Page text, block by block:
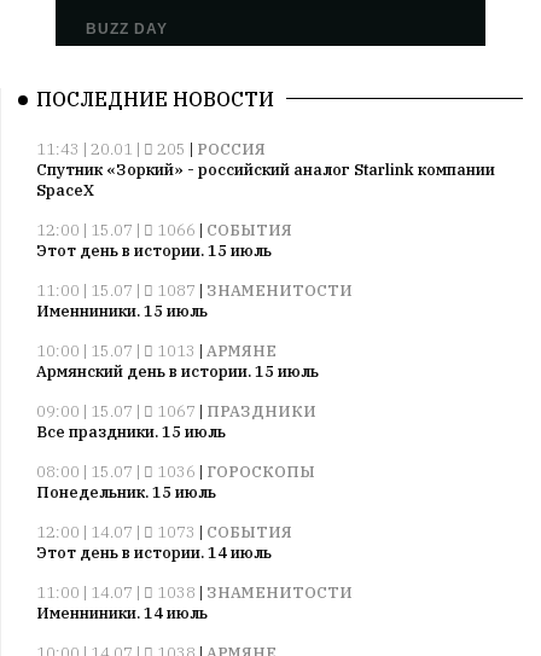
ПОСЛЕДНИЕ НОВОСТИ
11:43 | 20.01 | 205 | РОССИЯ
Спутник «Зоркий» - российский аналог Starlink компании
SpaceX
12:00 | 15.07 |
1066 | СОБЫТИЯ
Этот день в истории. 15 июль
11:00 | 15.07 |
1087 | ЗНАМЕНИТОСТИ
Именниники. 15 июль
10:00 | 15.07 |
1013 | АРМЯНЕ
Армянский день в истории. 15 июль
09:00 | 15.07 |
1067 | ПРАЗДНИКИ
Все праздники. 15 июль
08:00 | 15.07 |
1036 | ГОРОСКОПЫ
Понедельник. 15 июль
12:00 | 14.07 |
1073 | СОБЫТИЯ
Этот день в истории. 14 июль
11:00 | 14.07 |
1038 | ЗНАМЕНИТОСТИ
Именниники. 14 июль